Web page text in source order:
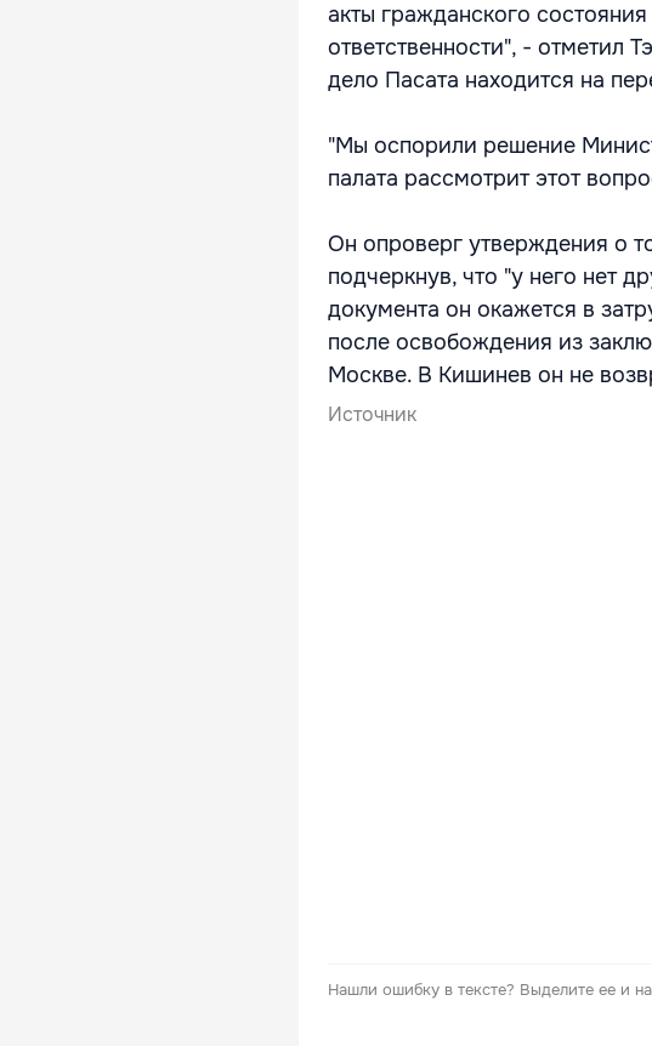
акты гражданского
ответственности", - отметил
дело Пасата находится на
"Мы оспорили решение
палата рассмотрит этот
Он опроверг утверждения о
подчеркнув, что "у него нет
документа он окажется в
после освобождения из
Москве. В Кишинев он не
Источник
Нашли ошибку в тексте? Выделите ее и